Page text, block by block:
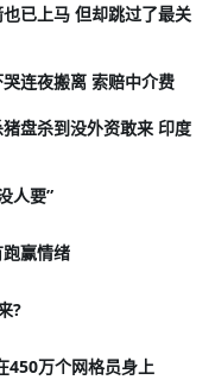
已上马 但却跳过了最关
连夜搬离 索赔中介费
盘杀到没外资敢来 印度
人要”
赢情绪
?
450万个网格员身上